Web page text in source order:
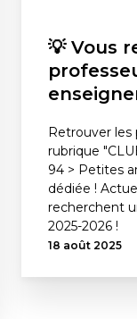
💡 Vous
Retrouver les
rubrique
94 > Petites
dédiée !
recherchent
2025-2026 !
18 août 2025